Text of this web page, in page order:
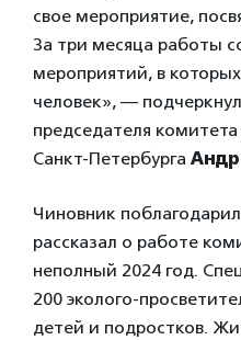
свое мероприятие,
За три месяца работы
мероприятий, в
человек», —
председателя
Санкт-Петербурга
Чиновник
рассказал о работе
неполный 2024 год.
200 эколого-
детей и подростков.